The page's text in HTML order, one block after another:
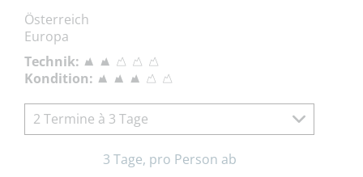
Österreich
Europa
Technik:
Kondition:
2 Termine à 3 Tage
3 Tage, pro Person ab